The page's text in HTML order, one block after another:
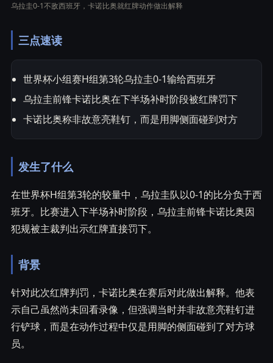
乌拉圭0-1不敌西班牙，卡诺比奥就红牌动作做出解释
三点速读
世界杯小组赛H组第3轮乌拉圭0-1输给西班牙
乌拉圭前锋卡诺比奥在下半场补时阶段被红牌罚下
卡诺比奥称非故意亮鞋钉，而是用脚侧面碰到对方
发生了什么
在世界杯H组第3轮的较量中，乌拉圭队以0-1的比分负于西
班牙。比赛进入下半场补时阶段，乌拉圭前锋卡诺比奥因
犯规被主裁判出示红牌直接罚下。
背景
针对此次红牌判罚，卡诺比奥在赛后对此做出解释。他表
示自己虽然尚未回看录像，但强调当时并非故意亮鞋钉进
行铲球，而是在动作过程中仅是用脚的侧面碰到了对方球
员。